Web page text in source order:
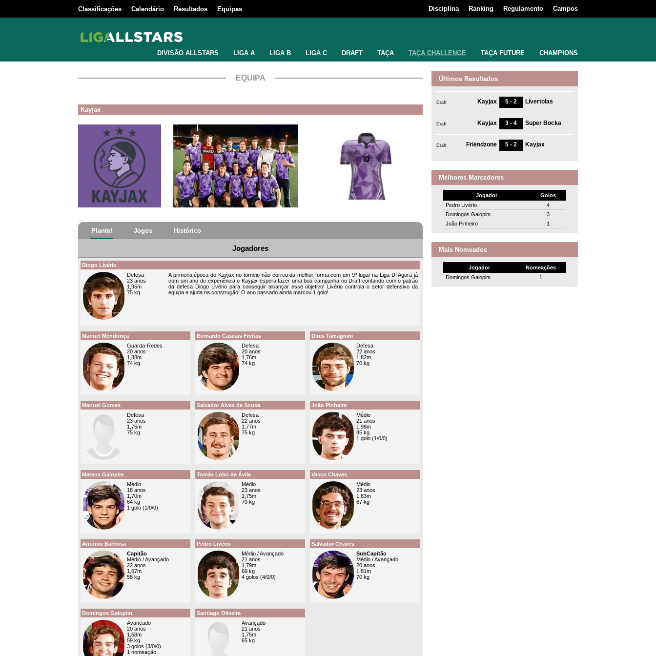
Classificações Calendário Resultados Equipas Disciplina Ranking Regulamento Campos
DIVISÃO ALLSTARS LIGA A LIGA B LIGA C DRAFT TAÇA TAÇA CHALLENGE TAÇA FUTURE CHAMPIONS
EQUIPA
Kayjax
Plantel Jogos Histórico
Jogadores
Diogo Livério
Defesa
23 anos
1,95m
75 kg
A primeira época do Kayjax no torneio não correu da melhor forma com um 9º lugar na Liga D! Agora já
com um ano de experiência o Kayjax espera fazer uma boa campanha no Draft contando com o patrão
da defesa Diogo Livério para conseguir alcançar esse objetivo! Livério controla o setor defensivo da
equipa e ajuda na construção! O ano passado ainda marcou 1 golo!
Manuel Mendonça
Guarda-Redes
20 anos
1,88m
74 kg
Bernardo Cascais Freitas
Defesa
20 anos
1,76m
74 kg
Dinis Tamagnini
Defesa
22 anos
1,82m
70 kg
Manuel Gomes
Defesa
23 anos
1,75m
75 kg
Salvador Alves de Sousa
Defesa
22 anos
1,77m
75 kg
João Pinheiro
Médio
21 anos
1,98m
85 kg
1 golo (1/0/0)
Mateus Galopim
Médio
18 anos
1,70m
64 kg
1 golo (1/0/0)
Tomás Lobo de Ávila
Médio
23 anos
1,75m
70 kg
Vasco Chaves
Médio
23 anos
1,83m
67 kg
António Barbosa
Capitão
Médio / Avançado
22 anos
1,67m
58 kg
Pedro Livério
Médio / Avançado
21 anos
1,79m
69 kg
4 golos (4/0/0)
Salvador Chaves
SubCapitão
Médio / Avançado
20 anos
1,81m
70 kg
Domingos Galopim
Avançado
20 anos
1,68m
59 kg
3 golos (3/0/0)
1 nomeação
Santiago Oliveira
Avançado
21 anos
1,75m
65 kg
Últimos Resultados
Draft Kayjax 5 - 2 Livertolas
Draft Kayjax 3 - 4 Super Bocka
Draft Friendzone 5 - 2 Kayjax
Melhores Marcadores
Jogador
Golos
Pedro Livério
4
Domingos Galopim
3
João Pinheiro
1
Mais Nomeados
Jogador
Nomeações
Domingos Galopim
1